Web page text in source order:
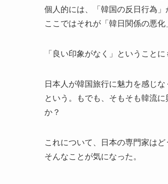
個人的には、「韓国の反日行為」
ここではそれが「韓日関係の悪
「良い印象がなく」ということ
日本人が韓国旅行に魅力を感じ
という。もでも、そもそも韓流
か？
これについて、日本の専門家はど
そんなことが気になった。